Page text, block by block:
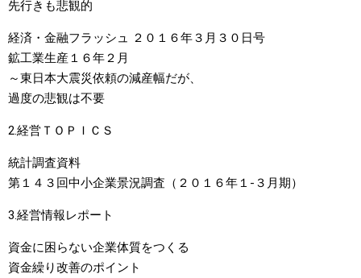
先行きも悲観的
経済・金融フラッシュ ２０１６年３月３０日号
鉱工業生産１６年２月
～東日本大震災依頼の減産幅だが、
過度の悲観は不要
2.経営ＴＯＰＩＣＳ
統計調査資料
第１４３回中小企業景況調査（２０１６年１-３月期）
3.経営情報レポート
資金に困らない企業体質をつくる
資金繰り改善のポイント